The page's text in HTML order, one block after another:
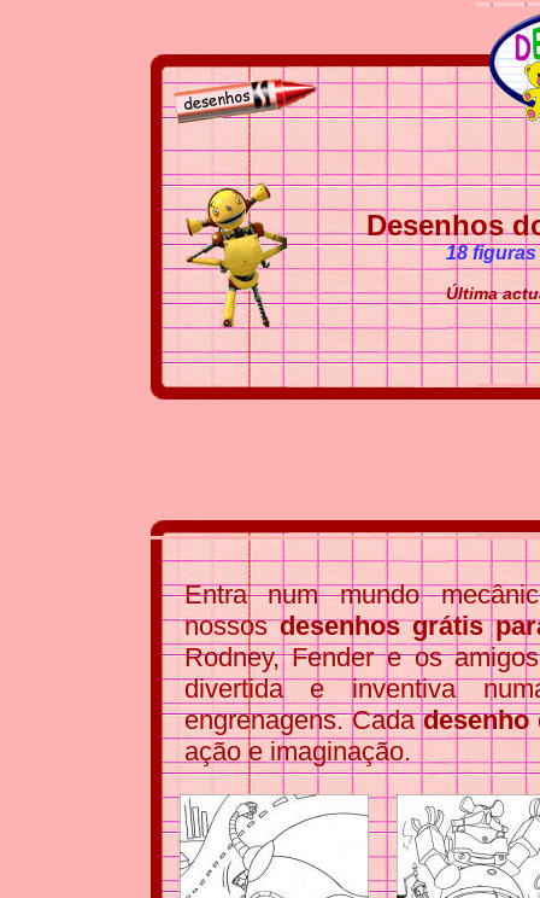
Desenhos
18
Última
Entra num mundo
nossosdesenhos grátis
Rodney, Fender e os
divertida e inventiva
engrenagens. Cadadesenho
ação e imaginação.